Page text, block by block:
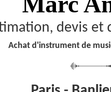
devis et
Achat d'instrument de